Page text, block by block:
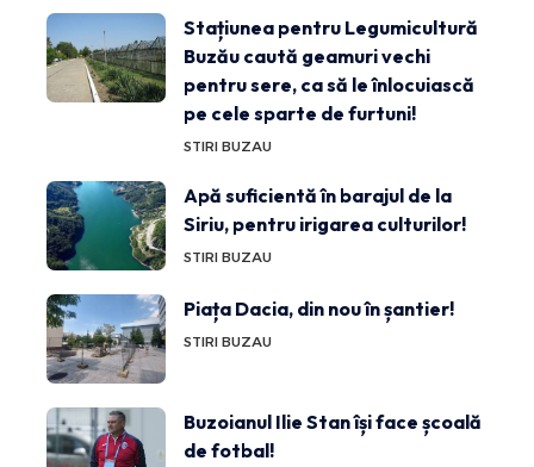
Stațiunea pentru Legumicultură
Buzău caută geamuri vechi
pentru sere, ca să le înlocuiască
pe cele sparte de furtuni!
STIRI BUZAU
Apă suficientă în barajul de la
Siriu, pentru irigarea culturilor!
STIRI BUZAU
Piața Dacia, din nou în șantier!
STIRI BUZAU
Buzoianul Ilie Stan își face școală
de fotbal!